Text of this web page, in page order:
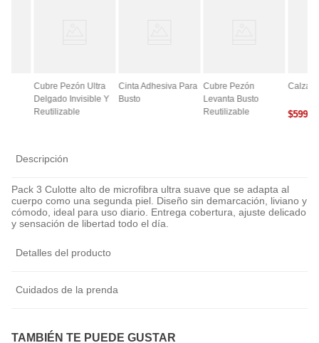
Cubre Pezón Ultra
Delgado Invisible Y
Reutilizable
Cinta Adhesiva Para
Busto
Cubre Pezón
Levanta Busto
Reutilizable
Calza
$5990
Descripción
Pack 3 Culotte alto de microfibra ultra suave que se adapta al
cuerpo como una segunda piel. Diseño sin demarcación, liviano y
cómodo, ideal para uso diario. Entrega cobertura, ajuste delicado
y sensación de libertad todo el día.
Detalles del producto
Cuidados de la prenda
TAMBIÉN TE PUEDE GUSTAR